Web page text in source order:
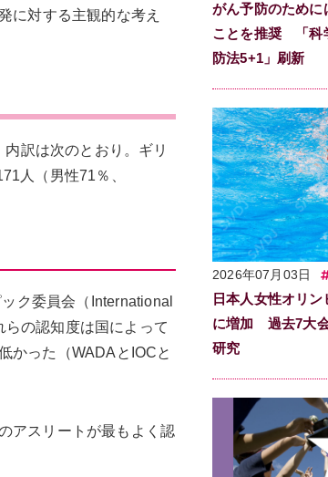
に対する主観的な考え
訳は次のとおり。ギリ
人（男性71％、
ク委員会（International
の認知度は国によって
かった（WADAとIOCと
アスリートが最もよく認
がん予防のために
ことを推奨 「科
防法5+1」刷新
2026年07月03日
日本人女性オリ
に増加 過去7大
研究